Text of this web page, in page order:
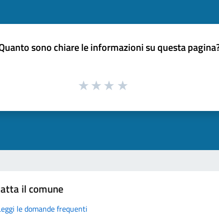
sono chiare le informazioni su questa
il comune
le domande frequenti